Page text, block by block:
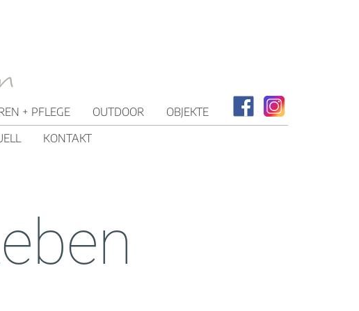
+ PFLEGE OUTDOOR
OBJEKTE
KONTAKT